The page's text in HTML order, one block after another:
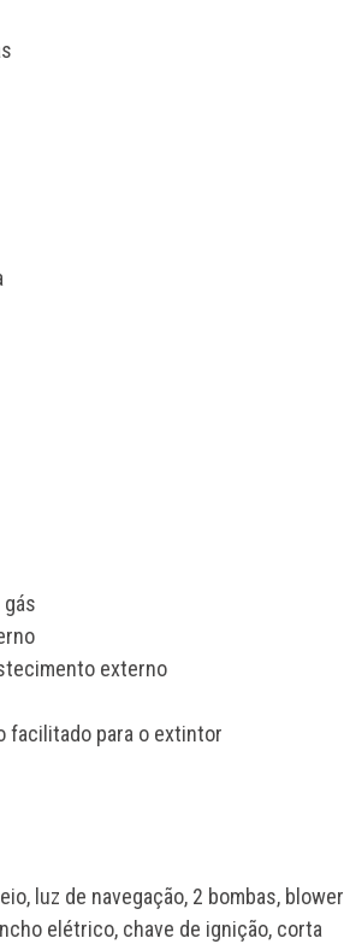
externo
facilitado para o extintor
luz de navegação, 2 bombas, blower
elétrico, chave de ignição, corta